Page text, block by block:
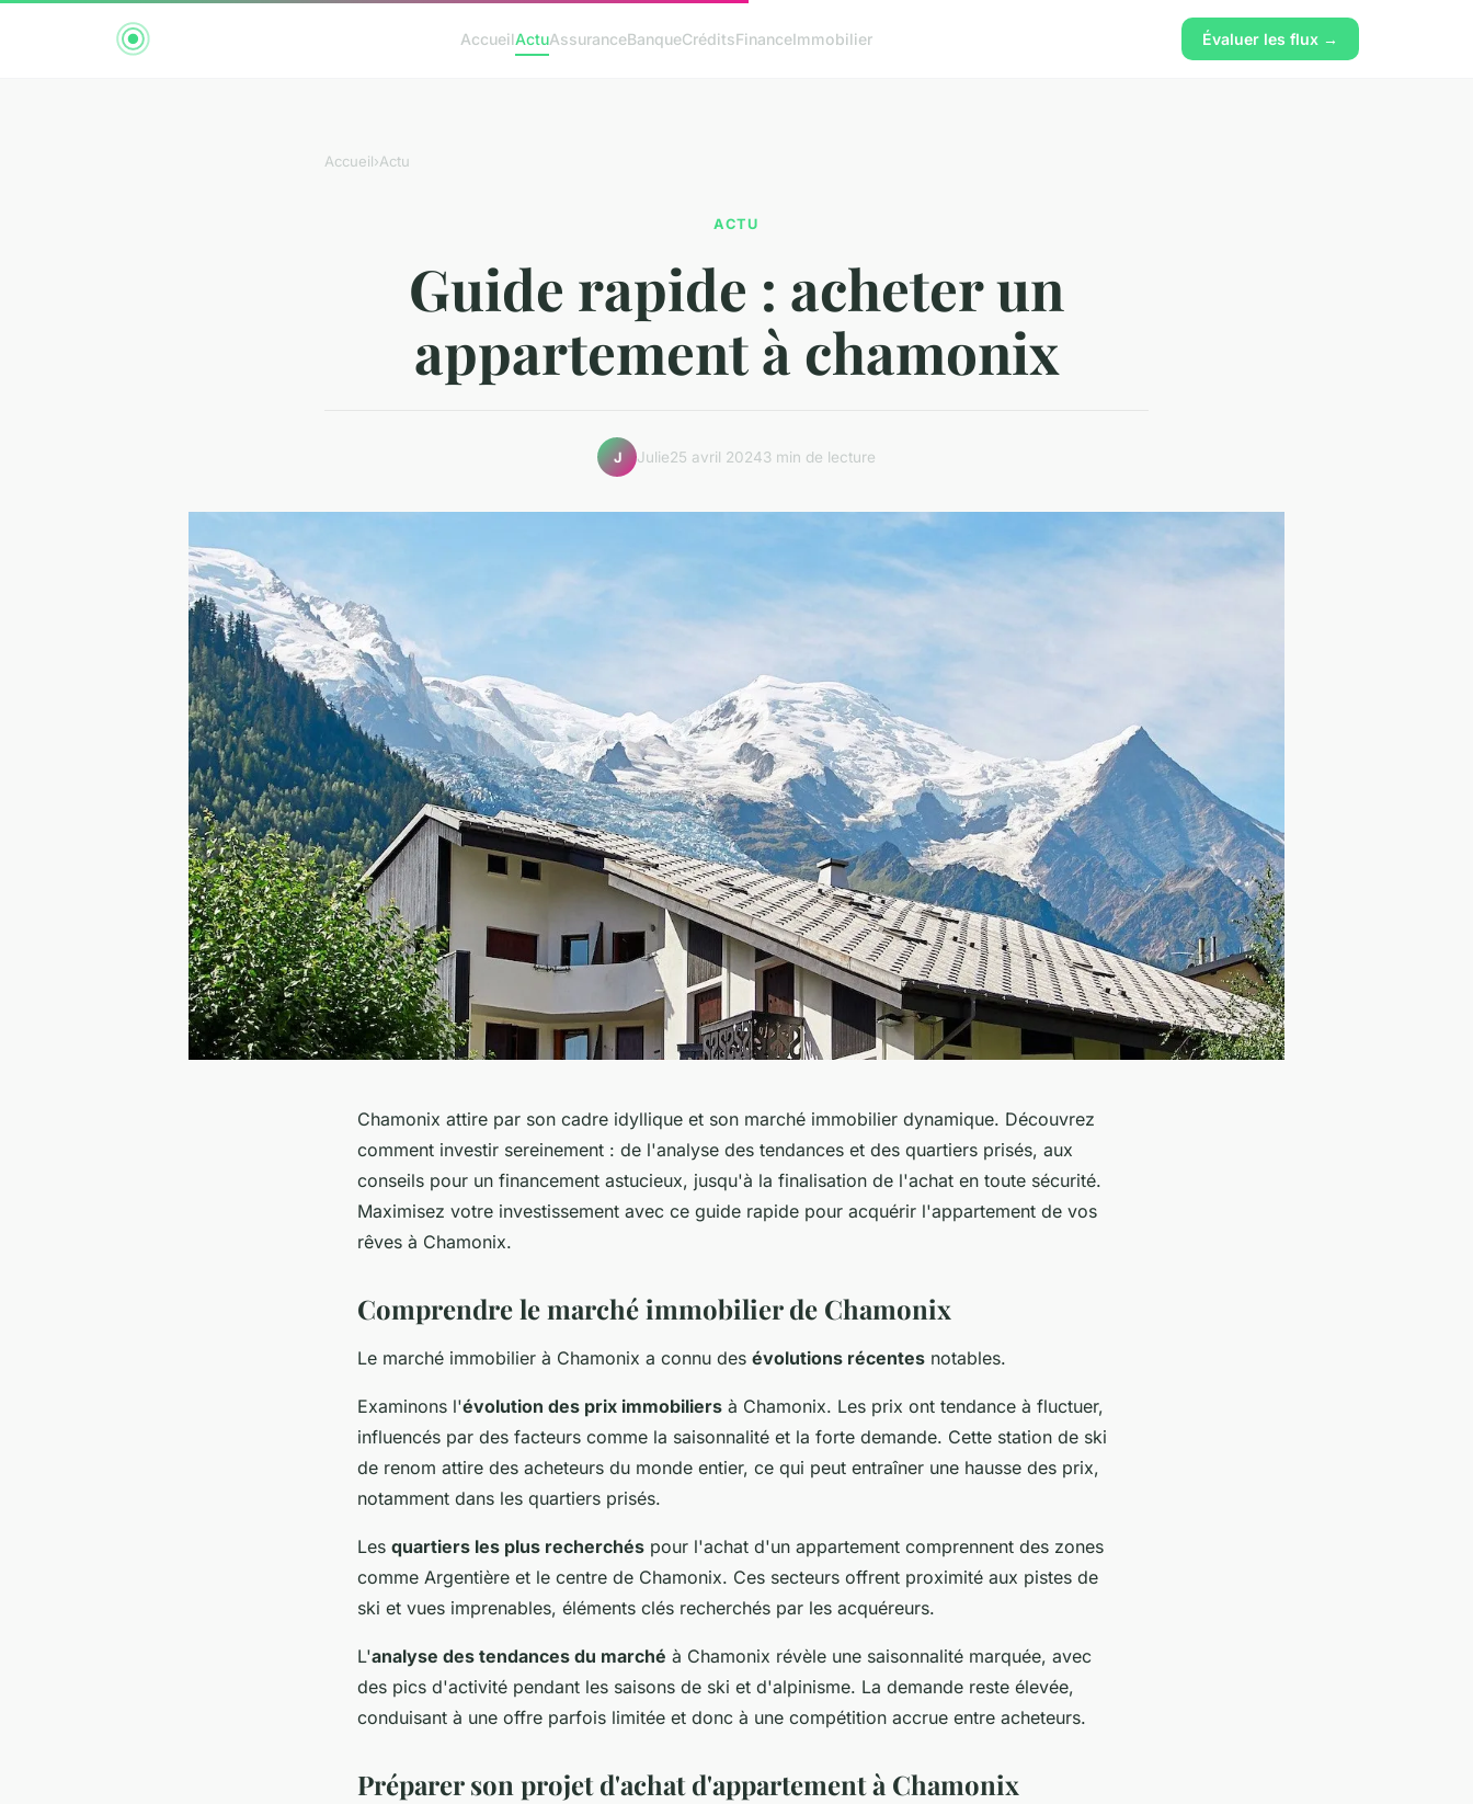
AccueilActuAssuranceBanqueCréditsFinanceImmobilier Évaluer les flux →
Accueil›Actu
ACTU
Guide rapide : acheter un
appartement à chamonix
J Julie25 avril 20243 min de lecture
Chamonix attire par son cadre idyllique et son marché immobilier dynamique. Découvrez
comment investir sereinement : de l'analyse des tendances et des quartiers prisés, aux
conseils pour un financement astucieux, jusqu'à la finalisation de l'achat en toute sécurité.
Maximisez votre investissement avec ce guide rapide pour acquérir l'appartement de vos
rêves à Chamonix.
Comprendre le marché immobilier de Chamonix
Le marché immobilier à Chamonix a connu des évolutions récentes notables.
Examinons l'évolution des prix immobiliers à Chamonix. Les prix ont tendance à fluctuer,
influencés par des facteurs comme la saisonnalité et la forte demande. Cette station de ski
de renom attire des acheteurs du monde entier, ce qui peut entraîner une hausse des prix,
notamment dans les quartiers prisés.
Les quartiers les plus recherchés pour l'achat d'un appartement comprennent des zones
comme Argentière et le centre de Chamonix. Ces secteurs offrent proximité aux pistes de
ski et vues imprenables, éléments clés recherchés par les acquéreurs.
L'analyse des tendances du marché à Chamonix révèle une saisonnalité marquée, avec
des pics d'activité pendant les saisons de ski et d'alpinisme. La demande reste élevée,
conduisant à une offre parfois limitée et donc à une compétition accrue entre acheteurs.
Préparer son projet d'achat d'appartement à Chamonix